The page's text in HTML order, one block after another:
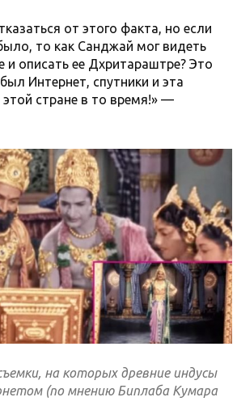
от этого факта, но если
то как Санджай мог видеть
и описать ее Дхритараштре? Это
Интернет, спутники и эта
стране в то время!» —
на которых древние индусы
(по мнению Биплаба Кумара